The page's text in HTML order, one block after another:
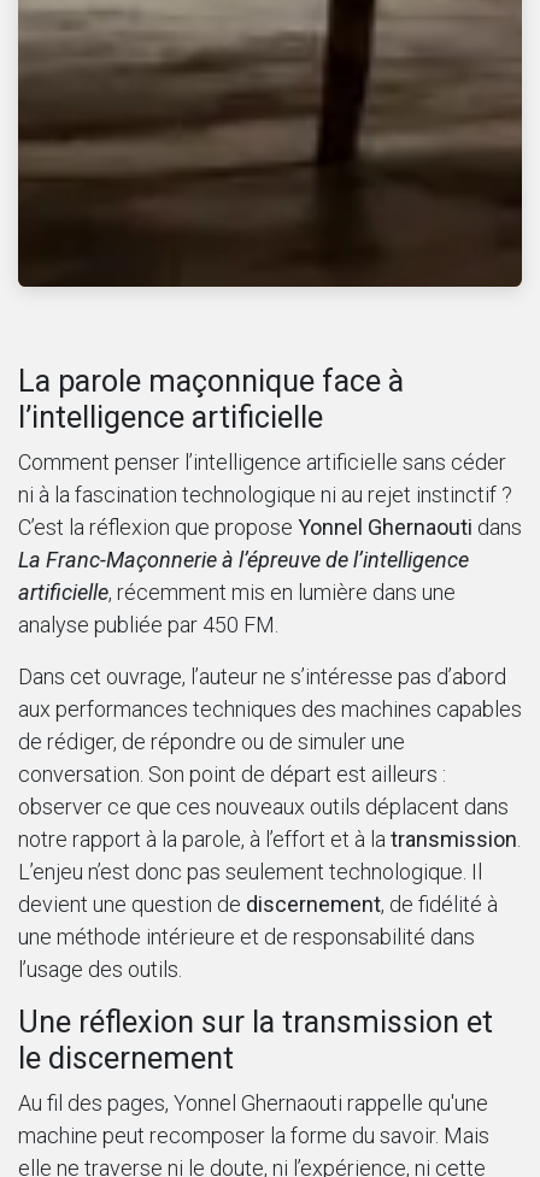
La parole maçonnique face à
l’intelligence artificielle
Comment penser l’intelligence artificielle sans céder
ni à la fascination technologique ni au rejet instinctif ?
C’est la réflexion que propose Yonnel Ghernaouti dans
La Franc-Maçonnerie à l’épreuve de l’intelligence
artificielle, récemment mis en lumière dans une
analyse publiée par 450 FM.
Dans cet ouvrage, l’auteur ne s’intéresse pas d’abord
aux performances techniques des machines capables
de rédiger, de répondre ou de simuler une
conversation. Son point de départ est ailleurs :
observer ce que ces nouveaux outils déplacent dans
notre rapport à la parole, à l’effort et à la transmission
L’enjeu n’est donc pas seulement technologique. Il
devient une question de discernement, de fidélité à
une méthode intérieure et de responsabilité dans
l’usage des outils.
Une réflexion sur la transmission et
le discernement
Au fil des pages, Yonnel Ghernaouti rappelle qu'une
machine peut recomposer la forme du savoir. Mais
elle ne traverse ni le doute, ni l’expérience, ni cette